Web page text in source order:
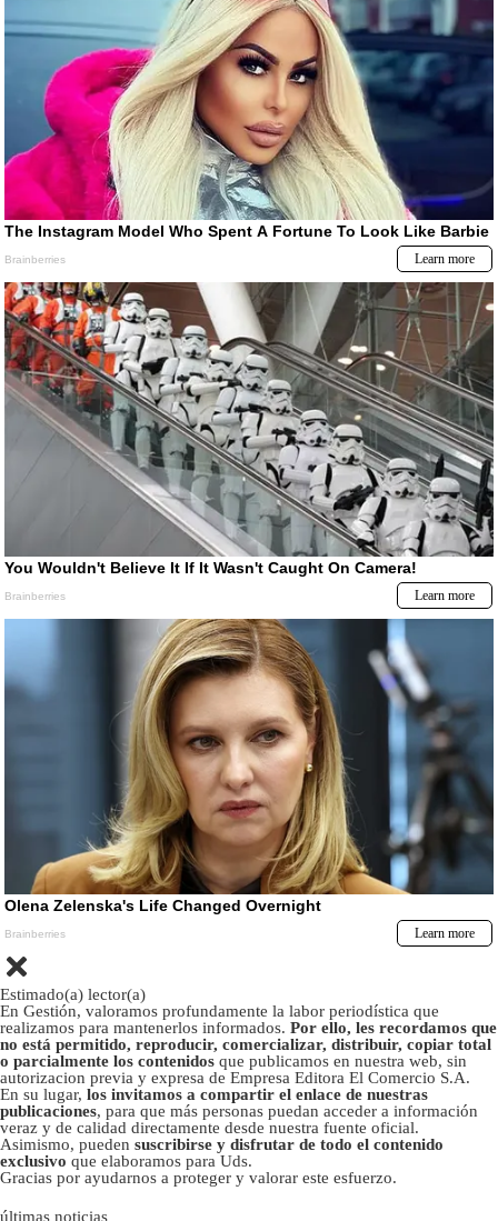
Estimado(a) lector(a)
En Gestión, valoramos profundamente la labor periodística que
realizamos para mantenerlos informados. Por ello, les recordamos que
no está permitido, reproducir, comercializar, distribuir, copiar total
o parcialmente los contenidos que publicamos en nuestra web, sin
autorizacion previa y expresa de Empresa Editora El Comercio S.A.
En su lugar, los invitamos a compartir el enlace de nuestras
publicaciones, para que más personas puedan acceder a información
veraz y de calidad directamente desde nuestra fuente oficial.
Asimismo, pueden suscribirse y disfrutar de todo el contenido
exclusivo que elaboramos para Uds.
Gracias por ayudarnos a proteger y valorar este esfuerzo.
últimas noticias